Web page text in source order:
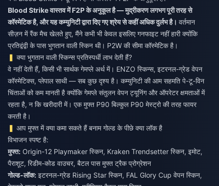
Blood Strike वास्तव में F2P के अनुकूल है — मुद्रीकरण लगभग पूरी तरह से
कॉस्मेटिक है, और यह कम्युनिटी द्वारा दिए गए श्रेय से कहीं अधिक दुर्लभ है। वर्तमान
सीज़न में रैंक मैच खेलते हुए, मैंने कभी भी केवल इसलिए गनफाइट नहीं हारी क्योंकि
प्रतिद्वंद्वी के पास भुगतान वाली स्किन थी। P2W की सीमा कॉस्मेटिक है।
क्या भुगतान वाली स्किन्स प्रतिस्पर्धी लाभ देती हैं?
वे नहीं देती हैं, किसी भी सार्थक गेमप्ले अर्थ में। ENZO स्किन्स, इटरनल-ग्रेड वेपन
कॉस्मेटिक्स, प्लेपाल साथी — सब कुछ दृश्य है। कम्युनिटी की आम सहमति पे-टू-विन
चिंताओं को कम मानती है क्योंकि गेमप्ले संतुलन वेपन ट्यूनिंग और ऑपरेटर क्षमताओं में
रहता है, न कि खरीदारी में। एक मुफ्त P90 बिल्कुल P90 मेस्ट्रो की तरह फायर
करती है।
आप मुफ्त में क्या कमा सकते हैं बनाम गोल्ड के पीछे क्या लॉक है
विभाजन स्पष्ट है:
मुफ्त: Origin-12 Playmaker स्किन, Kraken Trendsetter स्किन, इमोट,
पैराशूट, रिडीम-कोड वाउचर, बैटल पास मुफ्त ट्रैक प्रोग्रेशन
गोल्ड-लॉक: इटरनल-ग्रेड Rising Star स्किन, FAL Glory Cup वेपन स्किन,